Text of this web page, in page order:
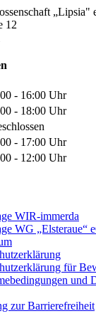
„Lipsia"
12
- 16:00 Uhr
- 18:00 Uhr
- 17:00 Uhr
- 12:00 Uhr
WIR-immerda
WG „Elsteraue“
für
und
zur Barrierefreiheit